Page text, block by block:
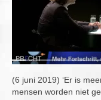
Cookiebeleid (EU)
(6 juni 2019) ‘Er is
mensen worden niet